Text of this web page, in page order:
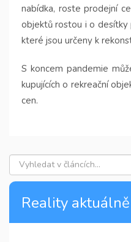
nabídka, roste prodejní
objektů rostou i o
které jsou určeny k
S koncem pandemie
kupujících o rekreační
cen.
Reality aktuálně